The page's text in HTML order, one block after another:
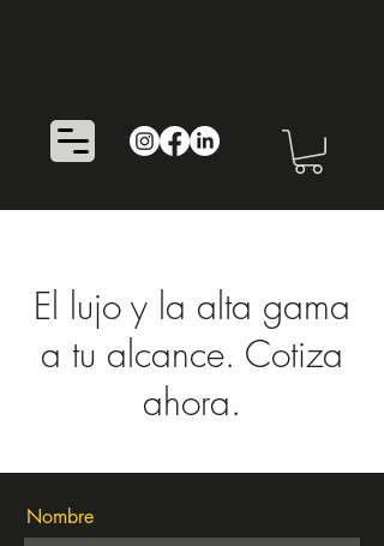
El lujo y la alta gama
a tu alcance. Cotiza
ahora.
Nombre